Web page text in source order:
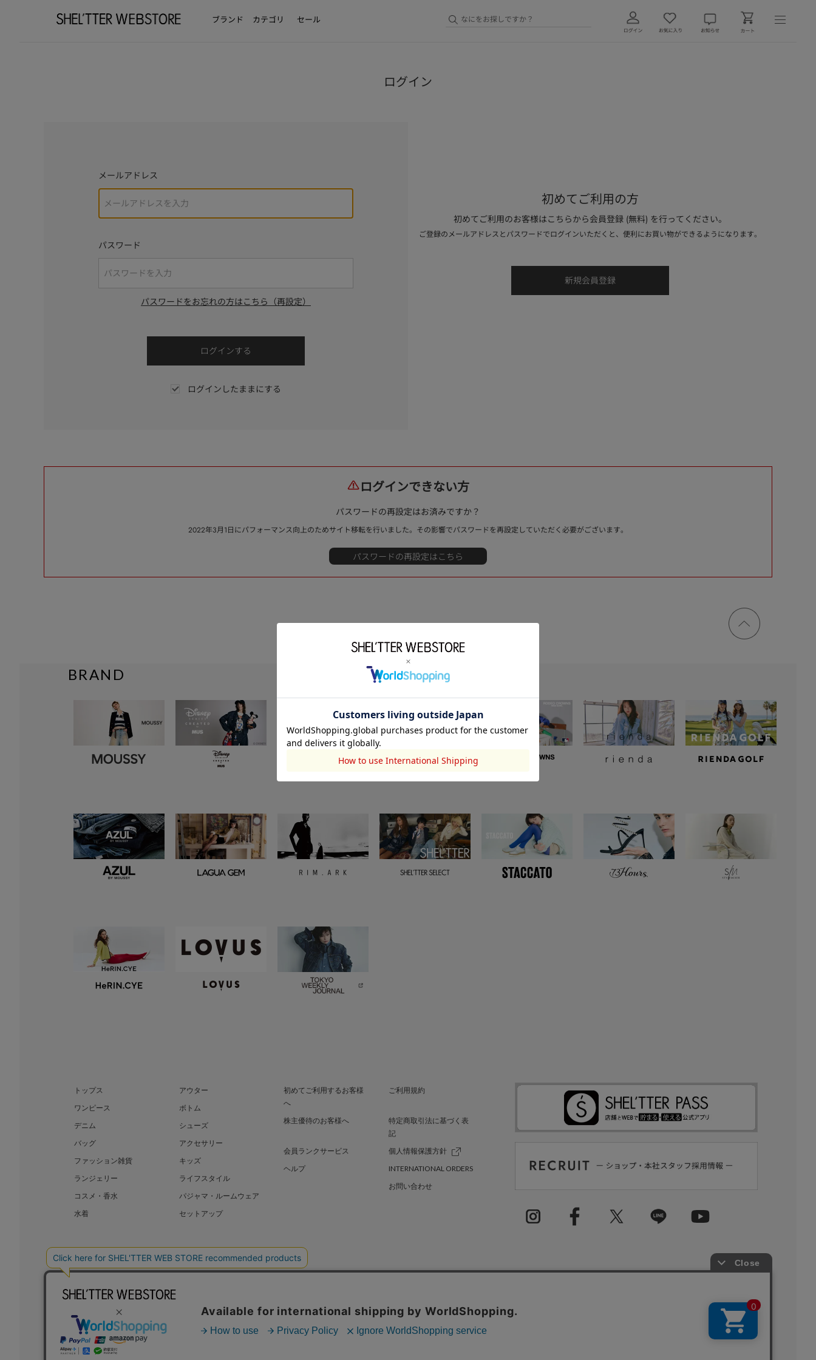
ブランド カテゴリ セール
ログイン
メールアドレス
パスワード
パスワードをお忘れの方はこちら（再設定）
ログインしたままにする
初めてご利用の方
初めてご利用のお客様はこちらから会員登録 (無料) を行ってください。
ご登録のメールアドレスとパスワードでログインいただくと、便利にお買い物ができるようになります。
ログインできない方
パスワードの再設定はお済みですか？
2022年3月1日にパフォーマンス向上のためサイト移転を行いました。その影響でパスワードを再設定していただく必要がございます。
ページ
トップ
BRAND
トップス
アウター
ワンピース
ボトム
デニム
シューズ
バッグ
アクセサリー
ファッション雑貨
キッズ
ランジェリー
ライフスタイル
コスメ・香水
パジャマ・ルームウェア
水着
セットアップ
初めてご利用するお客様
へ
ご利用規約
株主優待のお客様へ
特定商取引法に基づく表
記
会員ランクサービス
個人情報保護方針
ヘルプ
INTERNATIONAL ORDERS
お問い合わせ
BAROQUE JAPAN LIMITED SHEL’TTER GREEN 採用情報
COPYRIGHT © BAROQUE JAPAN LIMITED ALL RIGHTS RESERVED.